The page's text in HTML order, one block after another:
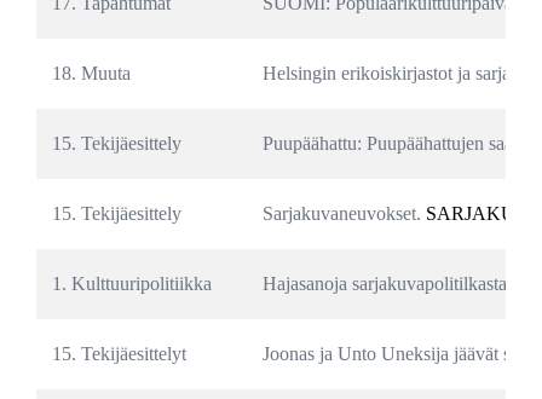
18. Muuta Helsingin erikoiskirjastot ja
15. Tekijäesittely Puupäähattu: Puupäähattujen saajat.
15. Tekijäesittely Sarjakuvaneuvokset.
1. Kulttuuripolitiikka Hajasanoja sarjakuvapolitilkasta.
15. Tekijäesittelyt Joonas ja Unto Uneksija jäävät